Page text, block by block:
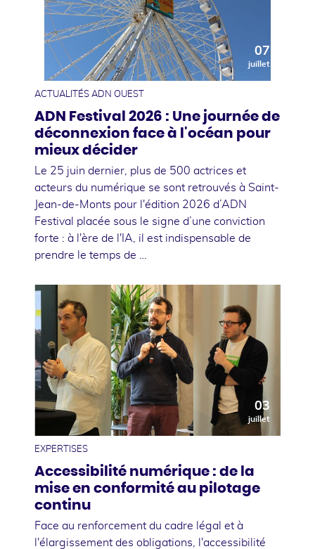
07
juillet
ACTUALITÉS ADN OUEST
ADN Festival 2026 : Une journée de
déconnexion face à l'océan pour
mieux décider
Le 25 juin dernier, plus de 500 actrices et
acteurs du numérique se sont retrouvés à Saint-
Jean-de-Monts pour l'édition 2026 d’ADN
Festival placée sous le signe d’une conviction
forte : à l'ère de l'IA, il est indispensable de
prendre le temps de …
03
juillet
EXPERTISES
Accessibilité numérique : de la
mise en conformité au pilotage
continu
Face au renforcement du cadre légal et à
l'élargissement des obligations, l'accessibilité